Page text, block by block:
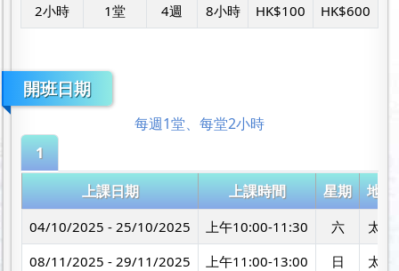
2小時 1堂 4週 8小時 HK$100 HK$600
開班日期
每週1堂、每堂2小時
1
上課日期
上課時間 星期 地點
04/10/2025 - 25/10/2025 上午10:00-11:30 六
太子
08/11/2025 - 29/11/2025
上午11:00-13:00 日 太子